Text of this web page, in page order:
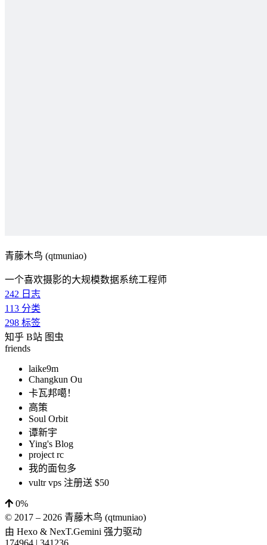
青藤木鸟 (qtmuniao)
一个喜欢摄影的大规模数据系统工程师
242 日志
113 分类
298 标签
知乎 B站 图虫
friends
laike9m
Changkun Ou
卡瓦邦噶！
高策
Soul Orbit
谭新宇
Ying's Blog
project rc
我的面包多
vultr vps 注册送 $50
0%
© 2017 – 2026 青藤木鸟 (qtmuniao)
由 Hexo & NexT.Gemini 强力驱动
174964 | 341236